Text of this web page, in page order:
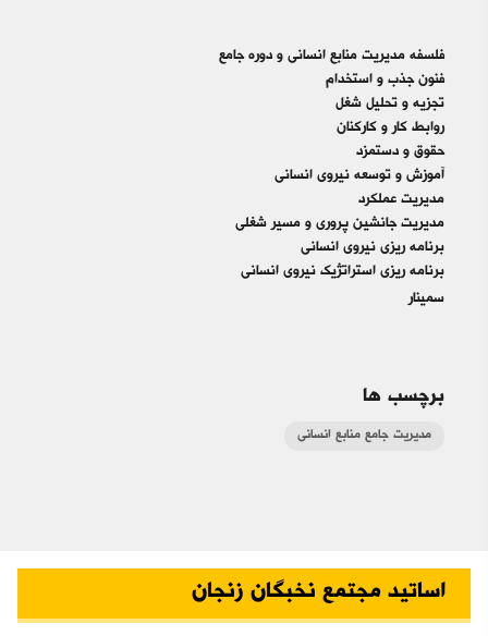
فلسفه مديريت منابع انساني و دوره جامع
فنون جذب و استخدام
تجزيه و تحليل شغل
روابط كار و كاركنان
حقوق و دستمزد
آموزش و توسعه نيروي انساني
مديريت عملكرد
مديريت جانشين پروري و مسير شغلي
برنامه ريزي نيروي انساني
برنامه ريزي استراتژيك نيروي انساني
سمينار
برچسب ها
مدیریت جامع منابع انسانی
اساتید مجتمع نخبگان زنجان